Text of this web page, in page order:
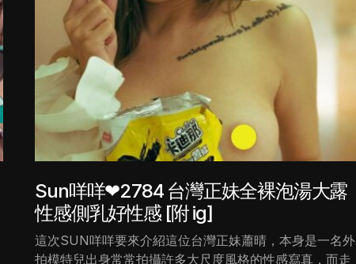
Sun咩咩❤2784 台灣正妹全裸泡湯大露
性感側乳好性感 [附 ig]
這次SUN咩咩要來介紹這位台灣正妹蕭晴，本身是一名外
拍模特兒出身常常拍攝許多大尺度風格的性感寫真，而走